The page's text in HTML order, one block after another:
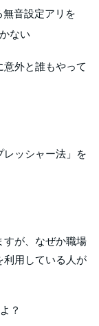
音設定アリを
ない
外と誰もやって
レッシャー法」を
すが、なぜか職場
利用している人が
？